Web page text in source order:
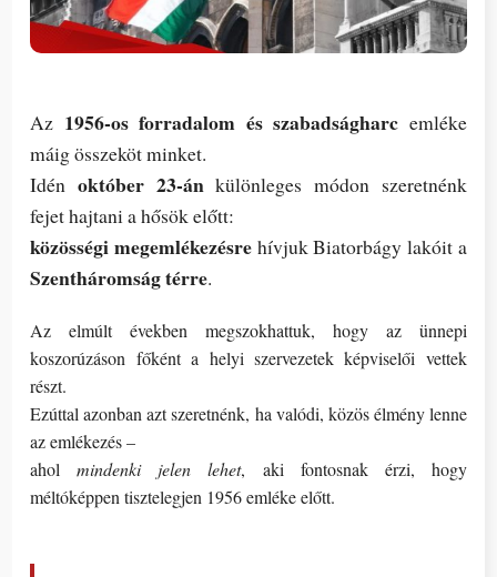
Az 1956-os forradalom és szabadságharc emléke
máig összeköt minket.
Idén október 23-án különleges módon szeretnénk
fejet hajtani a hősök előtt:
közösségi megemlékezésrehívjuk Biatorbágy lakóit a
Szentháromság térre.
Az elmúlt években megszokhattuk, hogy az ünnepi
koszorúzáson főként a helyi szervezetek képviselői vettek
részt.
Ezúttal azonban azt szeretnénk, ha valódi, közös élmény lenne
az emlékezés –
aholmindenki jelen lehet, aki fontosnak érzi, hogy
méltóképpen tisztelegjen 1956 emléke előtt.